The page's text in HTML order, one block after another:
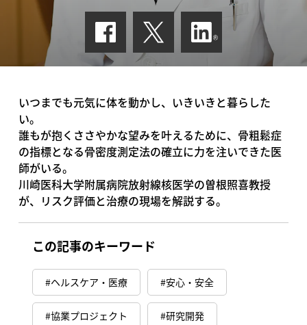
いつまでも元気に体を動かし、いきいきと暮らした
い。
誰もが抱くささやかな望みを叶えるために、骨粗鬆症
の指標となる骨密度測定法の確立に力を注いできた医
師がいる。
川崎医科大学附属病院放射線核医学の曽根照喜教授
が、リスク評価と治療の現場を解説する。
この記事のキーワード
ヘルスケア・医療 安心・安全
協業プロジェクト 研究開発